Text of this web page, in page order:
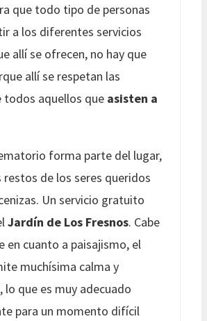
que todo tipo de personas
a los diferentes servicios
allí se ofrecen, no hay que
allí se respetan las
todos aquellos que asisten a
forma parte del lugar,
restos de los seres queridos
Un servicio gratuito
Jardín de Los Fresnos. Cabe
en cuanto a paisajismo, el
muchísima calma y
que es muy adecuado
para un momento difícil